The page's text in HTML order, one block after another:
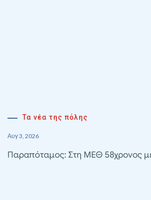
Τα νέα της πόλης
Αυγ 3, 2026
Παραπόταμος: Στη ΜΕΘ 58χρονος